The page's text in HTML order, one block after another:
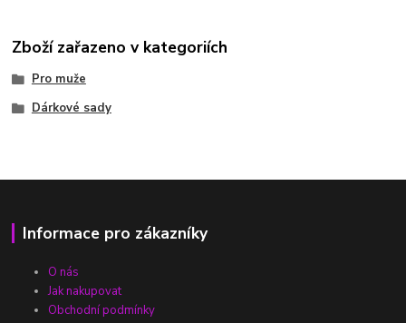
Zboží zařazeno v kategoriích
Pro muže
Dárkové sady
Informace pro zákazníky
O nás
Jak nakupovat
Obchodní podmínky